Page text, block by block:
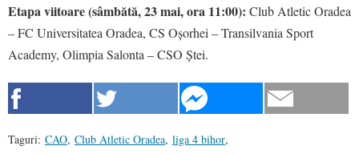
Etapa viitoare (sâmbătă, 23 mai, ora 11:00): Club Atletic Oradea
– FC Universitatea Oradea, CS Oșorhei – Transilvania Sport
Academy, Olimpia Salonta – CSO Ștei.
Taguri: CAO, Club Atletic Oradea, liga 4 bihor,